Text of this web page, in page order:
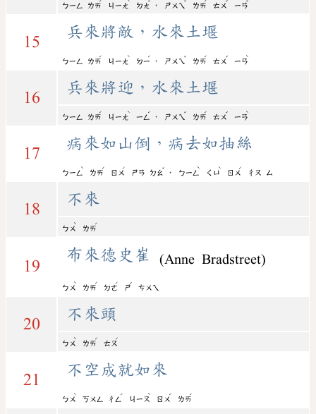
ㄅㄧㄥ ㄌㄞ ㄐㄧㄤ ㄉㄤ ， ㄕㄨㄟ ㄌㄞ ㄊㄨ ㄧㄢ
15
兵來將敵，水來土堰
ㄅㄧㄥ ㄌㄞ
ˊ
ㄐㄧㄤ
ˋ
ㄉㄧ
ˊ
， ㄕㄨㄟ
ˇ
ㄌㄞ
ˊ
ㄊㄨ
ˇ
ㄧㄢ
ˋ
16
兵來將迎，水來土堰
ㄅㄧㄥ ㄌㄞ
ˊ
ㄐㄧㄤ
ˋ
ㄧㄥ
ˊ
， ㄕㄨㄟ
ˇ
ㄌㄞ
ˊ
ㄊㄨ
ˇ
ㄧㄢ
ˋ
17
病來如山倒，病去如抽絲
ㄅㄧㄥ
ˋ
ㄌㄞ
ˊ
ㄖㄨ
ˊ
ㄕㄢ ㄉㄠ
ˇ
， ㄅㄧㄥ
ˋ
ㄑㄩ
ˋ
ㄖㄨ
ˊ
ㄔㄡ ㄙ
18
不來
ㄅㄨ
ˋ
ㄌㄞ
ˊ
19
布來德史崔 (Anne Bradstreet)
ㄅㄨ
ˋ
ㄌㄞ
ˊ
ㄉㄜ
ˊ
ㄕ
ˇ
ㄘㄨㄟ
20
不來頭
ㄅㄨ
ˋ
ㄌㄞ
ˊ
ㄊㄡ
ˊ
21
不空成就如來
ㄅㄨ
ˋ
ㄎㄨㄥ ㄔㄥ
ˊ
ㄐㄧㄡ
ˋ
ㄖㄨ
ˊ
ㄌㄞ
ˊ